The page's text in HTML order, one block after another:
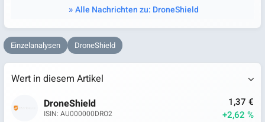
Alle Nachrichten zu: DroneShield
Einzelanalysen DroneShield
Wert in diesem Artikel
DroneShield
ISIN: AU000000DRO2
1,37 €
+2,62 %